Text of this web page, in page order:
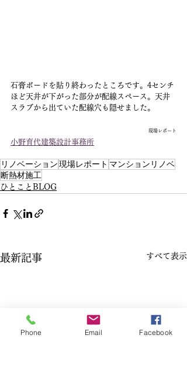
石膏ボードを貼り終わったところです。4センチ
ほど天井が下がった部分が配線スペース。天井
スラブから出ていた配線穴も隠せました。
現場レポート
小野育代建築設計事務所
リノベーション現場レポート マンションリノベ
断熱材施工
ひとことBLOG
最新記事 すべて表示
Phone Email Facebook